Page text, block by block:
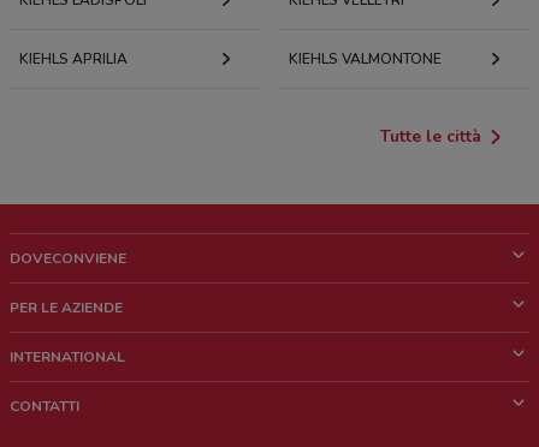
KIEHLS APRILIA KIEHLS VALMONTONE
Tutte le città
DOVECONVIENE
Chi siamo
Lavora con noi
PER LE AZIENDE
Richieste commerciali e marketing
INTERNATIONAL
CONTATTI